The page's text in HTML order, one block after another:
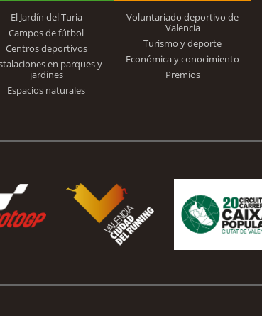
El Jardín del Turia
Campos de fútbol
Centros deportivos
en parques y
jardines
Espacios naturales
Voluntariado deportivo de
Valencia
Turismo y deporte
Económica y conocimiento
Premios